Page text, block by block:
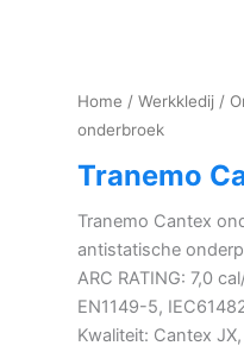
Home / Werkkledij /
onderbroek
Tranemo
Tranemo Cantex
antistatische
ARC RATING: 7,0
EN1149-5,
Kwaliteit: Cantex